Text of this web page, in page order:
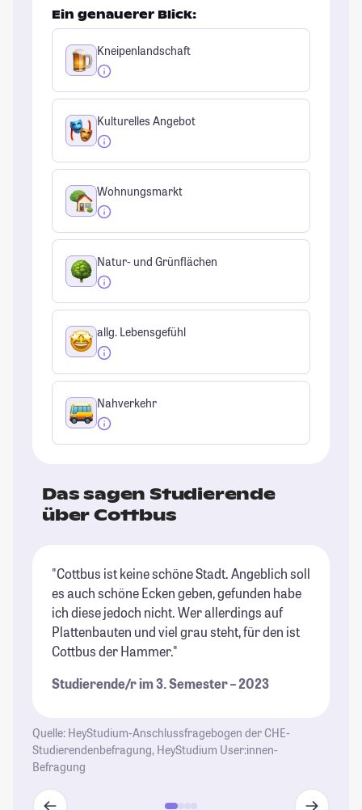
Ein genauerer Blick:
Kneipenlandschaft
Kulturelles Angebot
Wohnungsmarkt
Natur- und Grünflächen
allg. Lebensgefühl
Nahverkehr
Das sagen Studierende
über Cottbus
"Cottbus ist keine schöne Stadt. Angeblich soll
es auch schöne Ecken geben, gefunden habe
ich diese jedoch nicht. Wer allerdings auf
Plattenbauten und viel grau steht, für den ist
Cottbus der Hammer."
Studierende/r im 3. Semester – 2023
Quelle: HeyStudium-Anschlussfragebogen der CHE-
Studierendenbefragung, HeyStudium User:innen-
Befragung